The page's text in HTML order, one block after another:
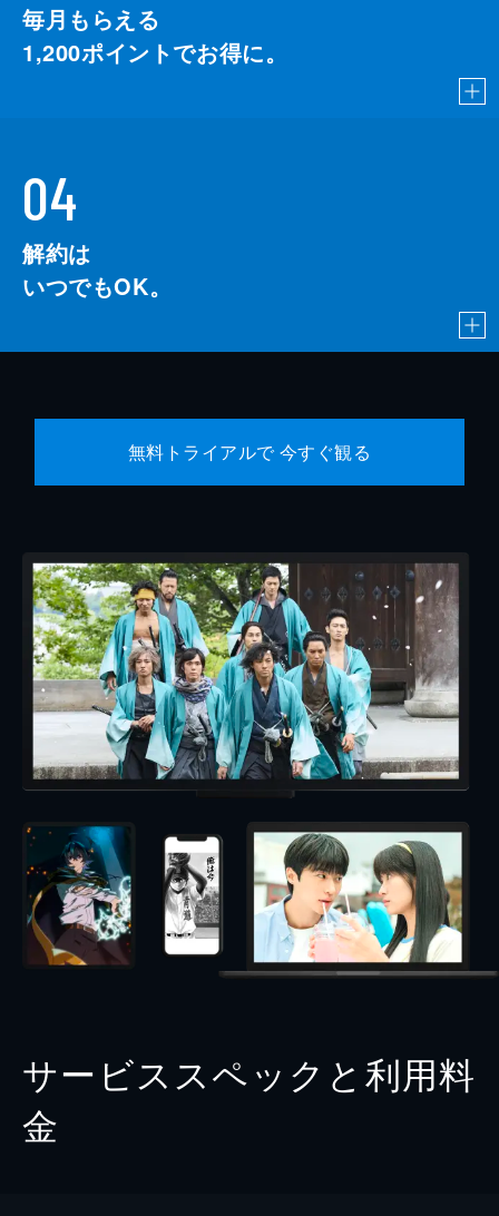
毎月もらえる
1,200ポイントでお得に。
04
解約は
いつでもOK。
無料トライアルで 今すぐ観る
サービススペックと利用料
金